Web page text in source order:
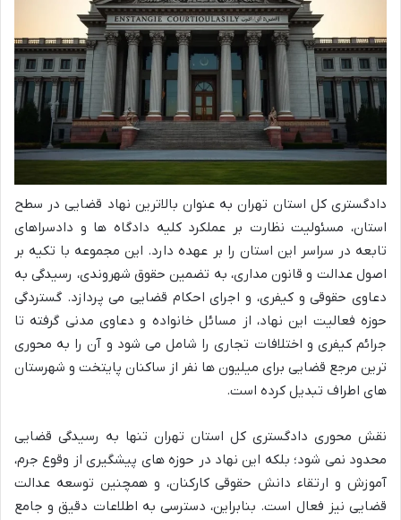
دادگستری کل استان تهران به عنوان بالاترین نهاد قضایی در سطح
استان، مسئولیت نظارت بر عملکرد کلیه دادگاه ها و دادسراهای
تابعه در سراسر این استان را بر عهده دارد. این مجموعه با تکیه بر
اصول عدالت و قانون مداری، به تضمین حقوق شهروندی، رسیدگی به
دعاوی حقوقی و کیفری، و اجرای احکام قضایی می پردازد. گستردگی
حوزه فعالیت این نهاد، از مسائل خانواده و دعاوی مدنی گرفته تا
جرائم کیفری و اختلافات تجاری را شامل می شود و آن را به محوری
ترین مرجع قضایی برای میلیون ها نفر از ساکنان پایتخت و شهرستان
های اطراف تبدیل کرده است.
نقش محوری دادگستری کل استان تهران تنها به رسیدگی قضایی
محدود نمی شود؛ بلکه این نهاد در حوزه های پیشگیری از وقوع جرم،
آموزش و ارتقاء دانش حقوقی کارکنان، و همچنین توسعه عدالت
قضایی نیز فعال است. بنابراین، دسترسی به اطلاعات دقیق و جامع